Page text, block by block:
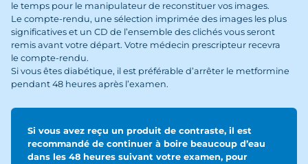
le temps pour le manipulateur de reconstituer vos images.
Le compte-rendu, une sélection imprimée des images les plus
significatives et un CD de l’ensemble des clichés vous seront
remis avant votre départ. Votre médecin prescripteur recevra
le compte-rendu.
Si vous êtes diabétique, il est préférable d’arrêter le metformine
pendant 48 heures après l’examen.
Si vous avez reçu un produit de contraste, il est
recommandé de continuer à boire beaucoup d’eau
dans les 48 heures suivant votre examen, pour